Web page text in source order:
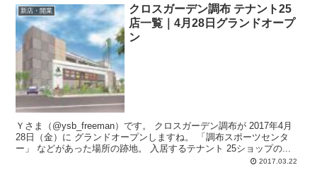
新店・開業
クロスガーデン調布 テナント25
店一覧｜4月28日グランドオープ
ン
Ｙさま（@ysb_freeman）です。 クロスガーデン調布が 2017年4月
28日（金）に グランドオープンしますね。 「調布スポーツセンタ
ー」 などがあった場所の跡地。 入居するテナント 25ショップの...
2017.03.22